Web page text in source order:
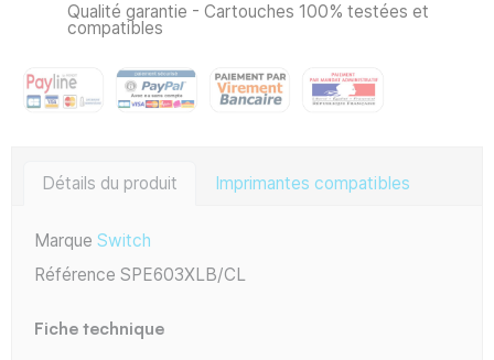
Qualité garantie - Cartouches 100% testées et
compatibles
Détails du produit Imprimantes compatibles
Marque Switch
Référence SPE603XLB/CL
Fiche technique